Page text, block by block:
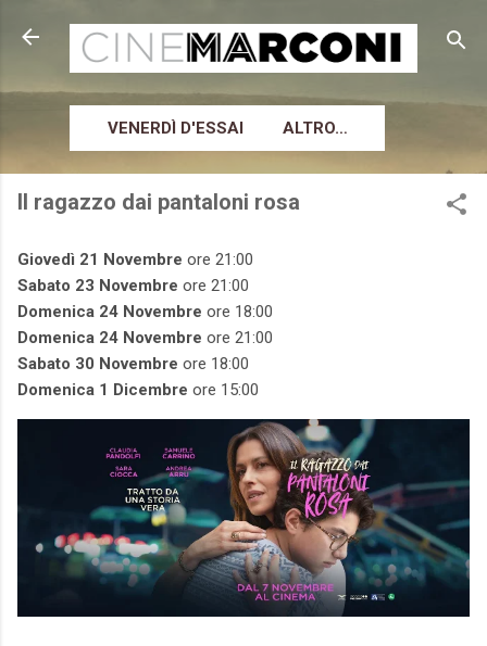
Passa ai contenuti principali
VENERDÌ D'ESSAI ALTRO…
Il ragazzo dai pantaloni rosa
Giovedì 21 Novembre ore 21:00
Sabato 23 Novembre ore 21:00
Domenica 24 Novembre ore 18:00
Domenica 24 Novembre ore 21:00
Sabato 30 Novembre ore 18:00
Domenica 1 Dicembre ore 15:00